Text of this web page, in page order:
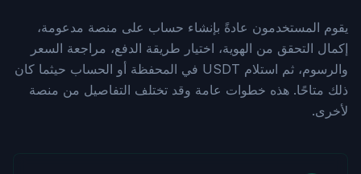
يقوم المستخدمون عادةً بإنشاء حساب على منصة مدعومة،
إكمال التحقق من الهوية، اختيار طريقة الدفع، مراجعة السعر
والرسوم، ثم استلام USDT في المحفظة أو الحساب حيثما كان
ذلك متاحًا. هذه خطوات عامة وقد تختلف التفاصيل من منصة
لأخرى.